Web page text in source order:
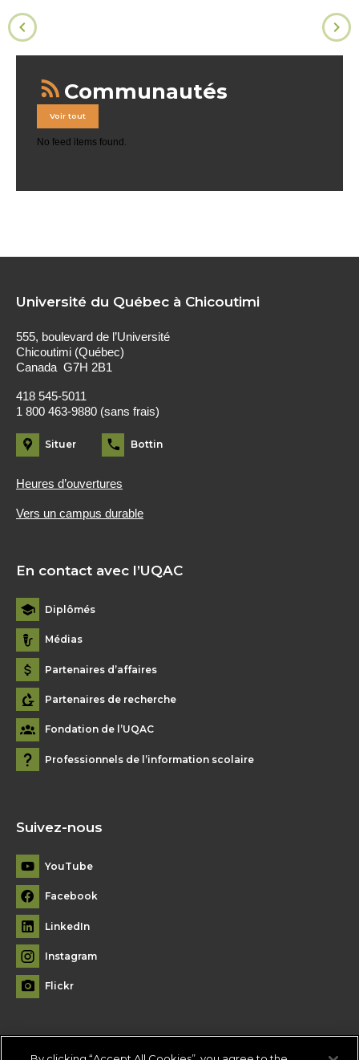
Communautés
Voir tout
No feed items found.
Université du Québec à Chicoutimi
555, boulevard de l’Université
Chicoutimi (Québec)
Canada G7H 2B1
418 545-5011
1 800 463-9880 (sans frais)
Situer Bottin
Heures d’ouvertures
Vers un campus durable
En contact avec l’UQAC
Diplômés
Médias
Partenaires d’affaires
Partenaires de recherche
Fondation de l’UQAC
Professionnels de l’information scolaire
Suivez-nous
YouTube
Facebook
LinkedIn
Instagram
Flickr